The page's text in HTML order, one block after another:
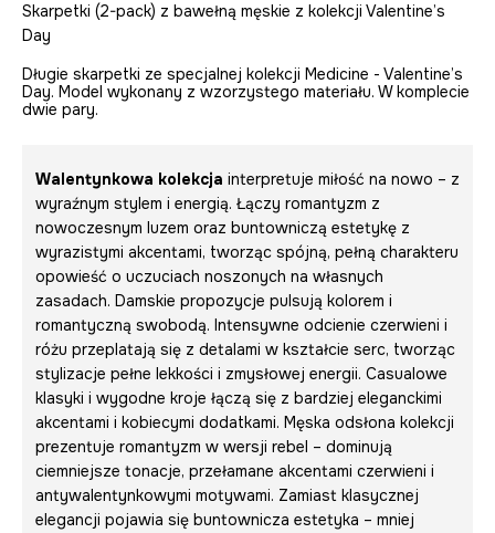
Skarpetki (2-pack) z bawełną męskie z kolekcji Valentine’s
Day
Długie skarpetki ze specjalnej kolekcji Medicine - Valentine’s
Day. Model wykonany z wzorzystego materiału. W komplecie
dwie pary.
Walentynkowa kolekcja interpretuje miłość na nowo – z
wyraźnym stylem i energią. Łączy romantyzm z
nowoczesnym luzem oraz buntowniczą estetykę z
wyrazistymi akcentami, tworząc spójną, pełną charakteru
opowieść o uczuciach noszonych na własnych
zasadach. Damskie propozycje pulsują kolorem i
romantyczną swobodą. Intensywne odcienie czerwieni i
różu przeplatają się z detalami w kształcie serc, tworząc
stylizacje pełne lekkości i zmysłowej energii. Casualowe
klasyki i wygodne kroje łączą się z bardziej eleganckimi
akcentami i kobiecymi dodatkami. Męska odsłona kolekcji
prezentuje romantyzm w wersji rebel – dominują
ciemniejsze tonacje, przełamane akcentami czerwieni i
antywalentynkowymi motywami. Zamiast klasycznej
elegancji pojawia się buntownicza estetyka – mniej